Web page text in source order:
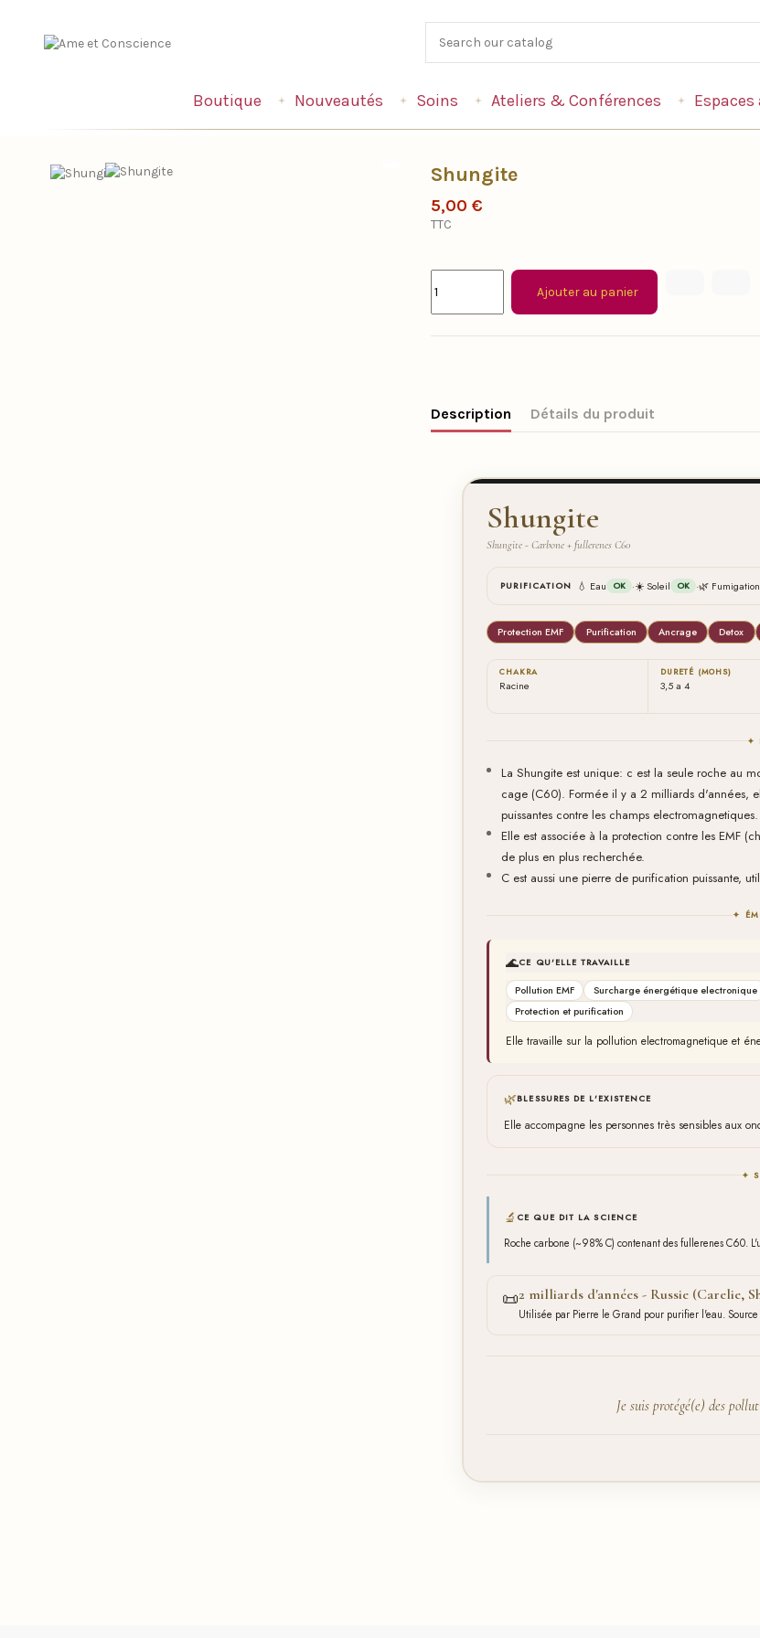
Boutique Nouveautés Soins Ateliers & Conférences Espaces
Shungite
5,00 €
TTC
Ajouter au panier
Description Détails du produit
Shungite
Shungite - Carbone + fullerenes C60
PURIFICATION 💧 Eau OK ·☀️ Soleil OK ·🌿 Fumigation
Protection EMF Purification Ancrage Detox
CHAKRA
Racine
DURETÉ (MOHS)
3,5 a 4
✦
La Shungite est unique: c est la seule roche au
cage (C60). Formée il y a 2 milliards d'années,
puissantes contre les champs electromagnetiques.
Elle est associée à la protection contre les EMF
de plus en plus recherchée.
C est aussi une pierre de purification puissante,
✦
🌊CE QU'ELLE TRAVAILLE
Pollution EMF Surcharge énergétique electronique
Protection et purification
Elle travaille sur la pollution electromagnetique et
🌿BLESSURES DE L'EXISTENCE
Elle accompagne les personnes très sensibles aux
✦
🔬 CE QUE DIT LA SCIENCE
Roche carbone (~98% C) contenant des fullerenes C60.
📜2 milliards d'années - Russie (Carelie,
Utilisée par Pierre le Grand pour purifier l'eau.
Je suis protégé(e) des